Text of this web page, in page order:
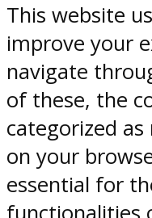
This website
improve your
navigate
of these, the
categorized as
on your
essential for